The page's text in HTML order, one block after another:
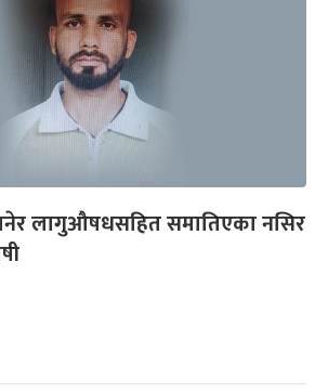
लागुऔषधसहित समातिएका नसिर